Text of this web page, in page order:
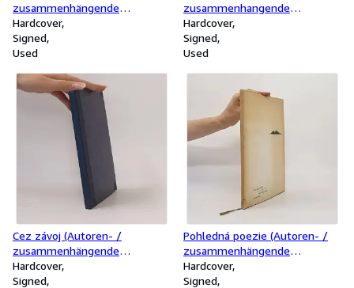
zusammenhängende
Unterschrift)
Hardcover
Signed
Used
zusammenhangende
Unterschrift)
Hardcover
Signed
Used
Cez závoj (Autoren- /
zusammenhängende
Unterschrift)
Hardcover
Signed
Pohledná poezie (Autoren- /
zusammenhängende
Unterschrift)
Hardcover
Signed